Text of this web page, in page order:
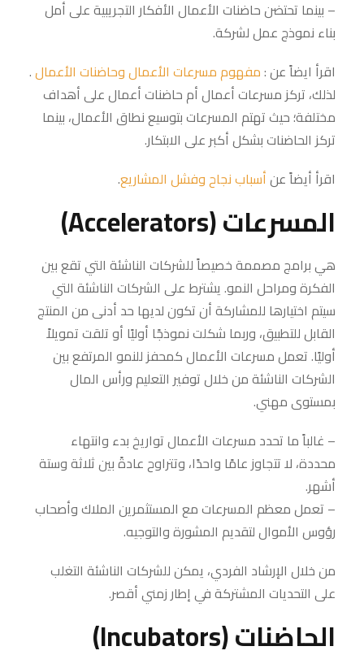
– بينما تحتضن حاضنات الأعمال الأفكار التجريبية على أمل
بناء نموذج عمل لشركة.
اقرأ ايضاً عن :مفهوم مسرعات الأعمال وحاضنات الأعمال.
لذلك، تركز مسرعات أعمال أم حاضنات أعمال على أهداف
مختلفة؛ حيث تهتم المسرعات بتوسيع نطاق الأعمال، بينما
تركز الحاضنات بشكل أكبر على الابتكار.
اقرأ أيضاً عنأسباب نجاح وفشل المشاريع.
المسرعات (Accelerators)
هي برامج مصممة خصيصاً للشركات الناشئة التي تقع بين
الفكرة ومراحل النمو. يشترط على الشركات الناشئة التي
سيتم اختيارها للمشاركة أن تكون لديها حد أدنى من المنتج
القابل للتطبيق، وربما شكلت نموذجًا أوليًا أو تلقت تمويلاً
أوليًا. تعمل مسرعات الأعمال كمحفز للنمو المرتفع بين
الشركات الناشئة من خلال توفير التعليم ورأس المال
بمستوى مهني.
– غالباً ما تحدد مسرعات الأعمال تواريخ بدء وانتهاء
محددة، لا تتجاوز عامًا واحدًا، وتتراوح عادةً بين ثلاثة وستة
أشهر.
– تعمل معظم المسرعات مع المستثمرين الملاك وأصحاب
رؤوس الأموال لتقديم المشورة والتوجيه.
من خلال الإرشاد الفردي، يمكن للشركات الناشئة التغلب
على التحديات المشتركة في إطار زمني أقصر.
الحاضنات (Incubators)